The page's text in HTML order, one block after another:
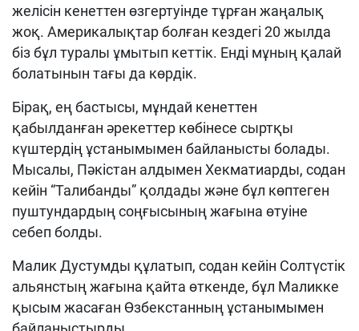
желісін кенеттен өзгертуінде тұрған жаңалық
жоқ. Америкалықтар болған кездегі 20 жылда
біз бұл туралы ұмытып кеттік. Енді мұның қалай
болатынын тағы да көрдік.
Бірақ, ең бастысы, мұндай кенеттен
қабылданған әрекеттер көбінесе сыртқы
күштердің ұстанымымен байланысты болады.
Мысалы, Пәкістан алдымен Хекматиарды, содан
кейін “Талибанды” қолдады және бұл көптеген
пуштундардың соңғысының жағына өтуіне
себеп болды.
Малик Дустумды құлатып, содан кейін Солтүстік
альянстың жағына қайта өткенде, бұл Маликке
қысым жасаған Өзбекстанның ұстанымымен